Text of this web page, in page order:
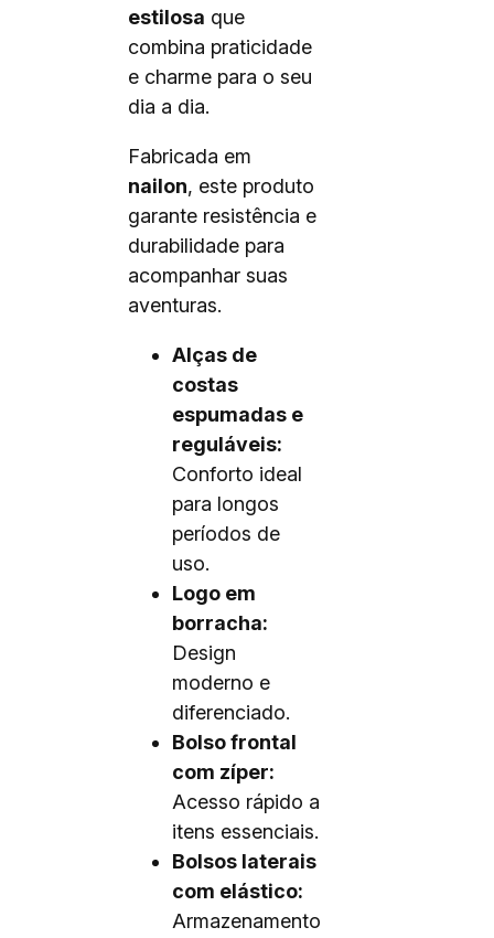
estilosa que
combina praticidade
e charme para o seu
dia a dia.
Fabricada em
nailon, este produto
garante resistência e
durabilidade para
acompanhar suas
aventuras.
Alças de
costas
espumadas e
reguláveis:
Conforto ideal
para longos
períodos de
uso.
Logo em
borracha:
Design
moderno e
diferenciado.
Bolso frontal
com zíper:
Acesso rápido a
itens essenciais.
Bolsos laterais
com elástico:
Armazenamento